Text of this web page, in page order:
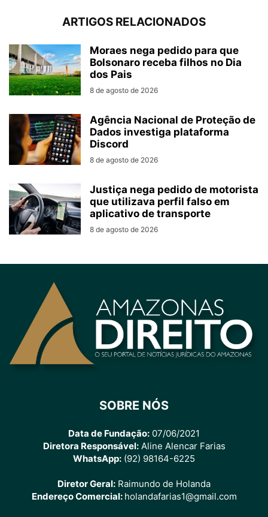
ARTIGOS RELACIONADOS
Moraes nega pedido para que
Bolsonaro receba filhos no Dia
dos Pais
8 de agosto de 2026
Agência Nacional de Proteção de
Dados investiga plataforma
Discord
8 de agosto de 2026
Justiça nega pedido de motorista
que utilizava perfil falso em
aplicativo de transporte
8 de agosto de 2026
SOBRE NÓS
Data de Fundação: 07/06/2021
Diretora Responsável:Aline Alencar Farias
WhatsApp: (92) 98164-6225
Diretor Geral: Raimundo de Holanda
Endereço Comercial: holandafarias1@gmail.com